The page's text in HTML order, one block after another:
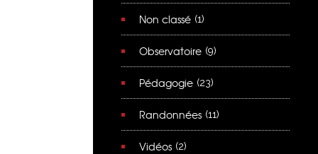
Non classé (1)
Observatoire (9)
Pédagogie (23)
Randonnées (11)
Vidéos (2)